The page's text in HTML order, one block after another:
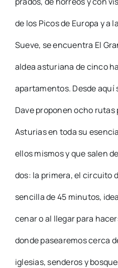
de los Picos de Europa y a
Sueve, se encuentra El
aldea asturiana de cinco
apartamentos. Desde aquí
Dave proponen ocho
Asturias en toda su
ellos mismos y que salen
dos: la primera, el circuito
sencilla de 45 minutos,
cenar o al llegar para
donde pasearemos cerca
iglesias, senderos y